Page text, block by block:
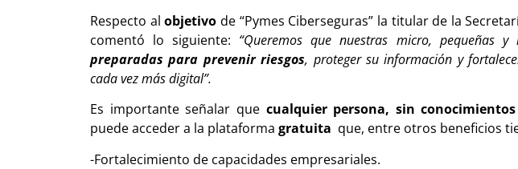
Respecto alobjetivo de “Pymes Ciberseguras” la titular de la
comentó lo siguiente: “Queremos que nuestras micro, pequeñas y
preparadas para prevenir riesgos, proteger su información y
cada vez más digital”.
Es importante señalar que cualquier persona, sin
puede acceder a la plataforma gratuita que, entre otros beneficios
-Fortalecimiento de capacidades empresariales.